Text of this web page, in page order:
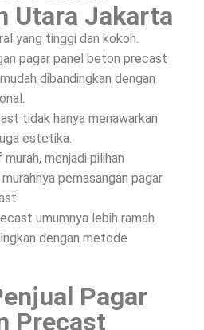
Utara Jakarta
yang tinggi dan kokoh.
pagar panel beton precast
dibandingkan dengan
tidak hanya menawarkan
estetika.
menjadi pilihan
pemasangan pagar
umumnya lebih ramah
dengan metode
Pagar
Precast